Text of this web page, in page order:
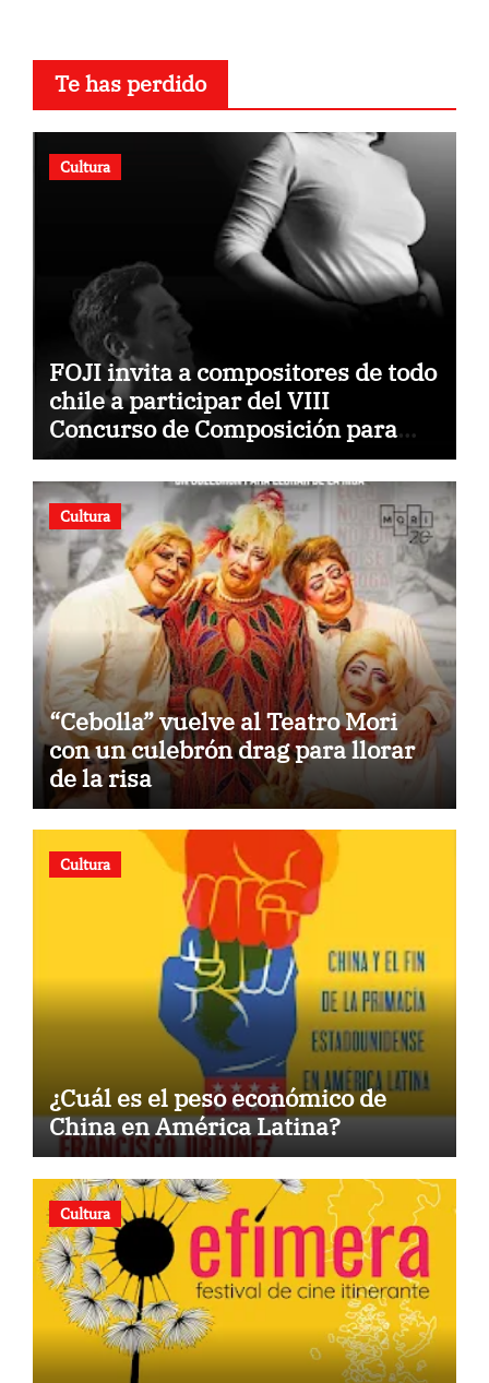
Te has perdido
Cultura
FOJI invita a compositores de todo
chile a participar del VIII
Concurso de Composición para
Orquestas Infanto Juveniles
“Jorge Peña Hen”
Cultura
“Cebolla” vuelve al Teatro Mori
con un culebrón drag para llorar
de la risa
Cultura
¿Cuál es el peso económico de
China en América Latina?
Cultura